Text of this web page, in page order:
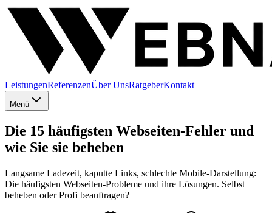
LeistungenReferenzenÜber UnsRatgeberKontakt
Menü
Die 15 häufigsten Webseiten-Fehler und
wie Sie sie beheben
Langsame Ladezeit, kaputte Links, schlechte Mobile-Darstellung:
Die häufigsten Webseiten-Probleme und ihre Lösungen. Selbst
beheben oder Profi beauftragen?